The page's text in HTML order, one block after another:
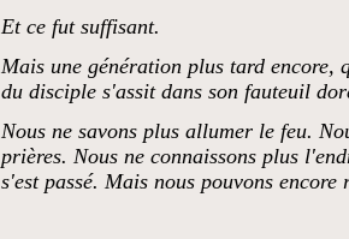
Et ce fut suffisant.
Mais une génération plus tard encore,
du disciple s'assit dans son fauteuil
Nous ne savons plus allumer le feu.
prières. Nous ne connaissons plus
s'est passé. Mais nous pouvons